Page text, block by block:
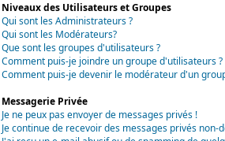
Niveaux des Utilisateurs et Groupes
Qui sont les Administrateurs ?
Qui sont les Modérateurs?
Que sont les groupes d'utilisateurs ?
Comment puis-je joindre un groupe d'utilisateurs ?
Comment puis-je devenir le modérateur d'un
Messagerie Privée
Je ne peux pas envoyer de messages privés !
Je continue de recevoir des messages privés non-